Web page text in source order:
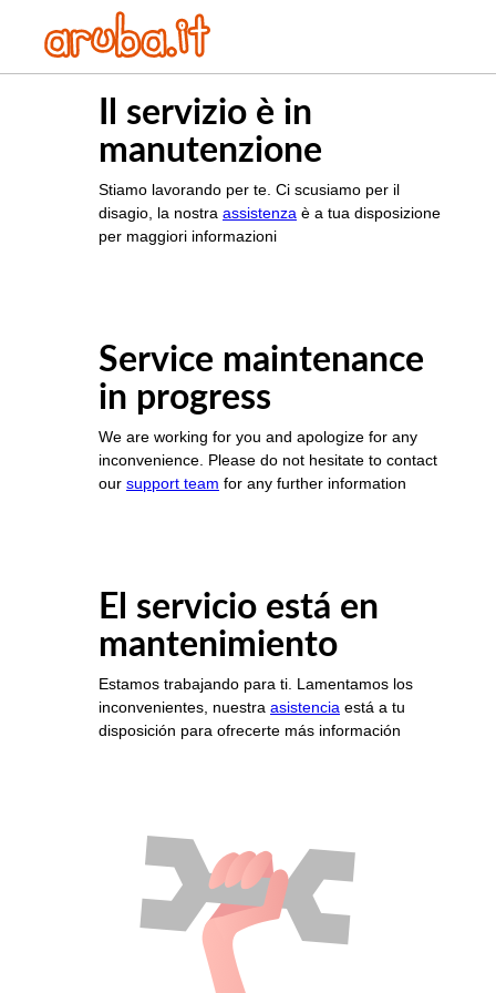
Il servizio è in
manutenzione
Stiamo lavorando per te. Ci scusiamo per il
disagio, la nostra assistenza è a tua disposizione
per maggiori informazioni
Service maintenance
in progress
We are working for you and apologize for any
inconvenience. Please do not hesitate to contact
our support team for any further information
El servicio está en
mantenimiento
Estamos trabajando para ti. Lamentamos los
inconvenientes, nuestra asistencia está a tu
disposición para ofrecerte más información